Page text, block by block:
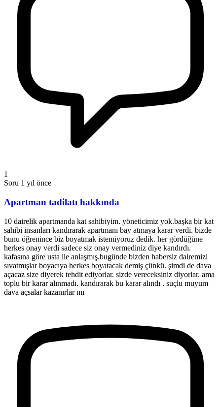
1
Soru 1 yıl önce
Apartman tadilatı hakkında
10 dairelik apartmanda kat sahibiyim. yöneticimiz yok.başka bir kat
sahibi insanları kandırarak apartmanı bay atmaya karar verdi. bizde
bunu öğrenince biz boyatmak istemiyoruz dedik. her gördüğüne
herkes onay verdi sadece siz onay vermediniz diye kandırdı.
kafasına göre usta ile anlaşmış.bugünde bizden habersiz dairemizi
sıvatmışlar boyacıya herkes boyatacak demiş çünkü. şimdi de dava
açacaz size diyerek tehdit ediyorlar. sizde vereceksiniz diyorlar. ama
toplu bir karar alınmadı. kandırarak bu karar alındı . suçlu muyum
dava açsalar kazanırlar mı